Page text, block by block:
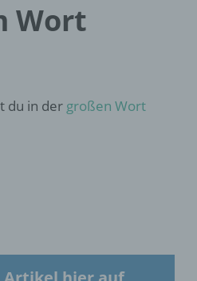
Wort
du in der großen Wort